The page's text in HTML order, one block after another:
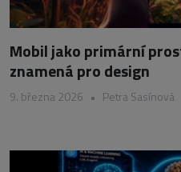
Mobil jako primární
znamená pro design
9. března 2026 • Petra Sasínová